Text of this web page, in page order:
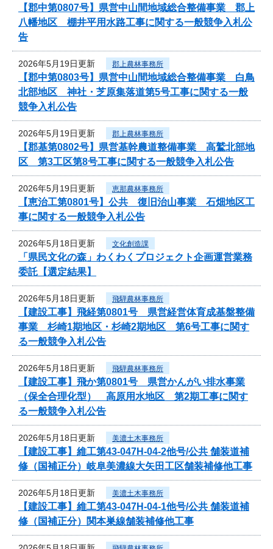
【郡中第0807号】県営中山間地域総合整備事業 郡上
八幡地区 棚井平用水路工事に関する一般競争入札公
告
2026年5月19日更新 郡上農林事務所
【郡中第0803号】県営中山間地域総合整備事業 白鳥
北部地区 神社・芝原集落道第5号工事に関する一般
競争入札公告
2026年5月19日更新 郡上農林事務所
【郡基第0802号】県営基幹農道整備事業 高鷲北部地
区 第3工区第8号工事に関する一般競争入札公告
2026年5月19日更新 恵那農林事務所
【恵治工第0801号】公共 復旧治山事業 石畑地区工
事に関する一般競争入札公告
2026年5月18日更新 文化創造課
「県民文化の森」わくわくプロジェクト企画運営業務
委託【選定結果】
2026年5月18日更新 飛騨農林事務所
【建設工事】飛経第0801号 県営経営体育成基盤整備
事業 杉崎1期地区・杉崎2期地区 第6号工事に関す
る一般競争入札公告
2026年5月18日更新 飛騨農林事務所
【建設工事】飛か第0801号 県営かんがい排水事業
（保全合理化型） 高原用水地区 第2期工事に関す
る一般競争入札公告
2026年5月18日更新 美濃土木事務所
【建設工事】維工第43-047H-04-2他号/公共 舗装道補
修（国補正分）岐阜美濃線大矢田工区舗装補修他工事
2026年5月18日更新 美濃土木事務所
【建設工事】維工第43-047H-04-1他号/公共 舗装道補
修（国補正分）関本巣線舗装補修他工事